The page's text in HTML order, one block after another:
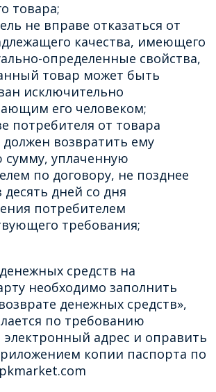
товара;
не вправе отказаться от
качества, имеющего
определенные свойства,
товар может быть
исключительно
его человеком;
потребителя от товара
возвратить ему
сумму, уплаченную
по договору, не позднее
десять дней со дня
потребителем
требования;
средств на
необходимо заполнить
денежных средств»,
по требованию
адрес и оправить
копии паспорта по